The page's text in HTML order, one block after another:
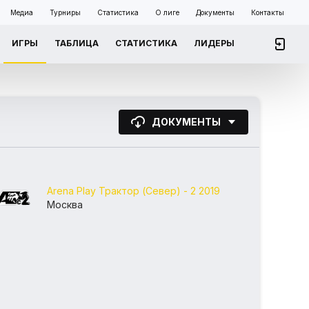
Медиа Турниры Статистика О лиге Документы Контакты
ИГРЫ ТАБЛИЦА СТАТИСТИКА ЛИДЕРЫ
ДОКУМЕНТЫ
Arena Play Трактор (Север) - 2 2019
Москва